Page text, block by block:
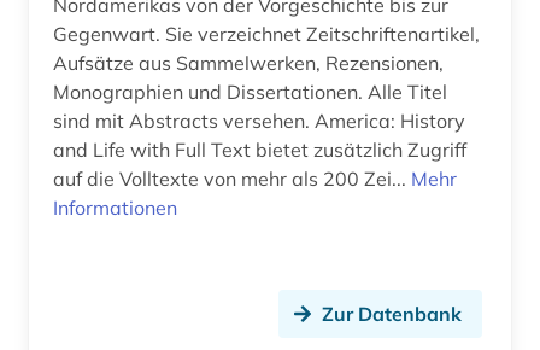
Nordamerikas von der Vorgeschichte bis zur
Gegenwart. Sie verzeichnet Zeitschriftenartikel,
Aufsätze aus Sammelwerken, Rezensionen,
Monographien und Dissertationen. Alle Titel
sind mit Abstracts versehen. America: History
and Life with Full Text bietet zusätzlich Zugriff
auf die Volltexte von mehr als 200 Zei... Mehr
Informationen
Zur Datenbank